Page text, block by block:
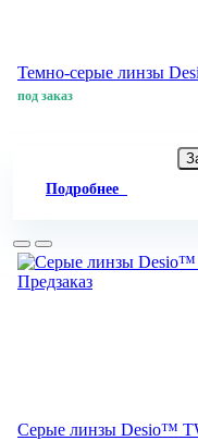
Темно-серые линзы
под заказ
Подробнее
Предзаказ
Серые линзы Desio™